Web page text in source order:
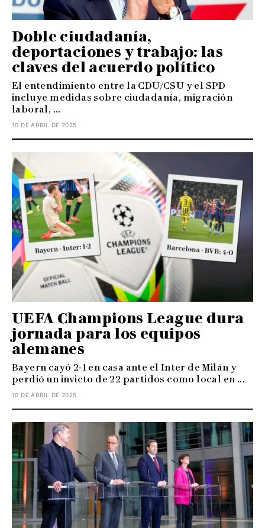
Doble ciudadanía,
deportaciones y trabajo: las
claves del acuerdo político
El entendimiento entre la CDU/CSU y el SPD
incluye medidas sobre ciudadanía, migración
laboral, ...
10 DE ABRIL DE 2025
UEFA Champions League dura
jornada para los equipos
alemanes
Bayern cayó 2-1 en casa ante el Inter de Milán y
perdió un invicto de 22 partidos como local en ...
10 DE ABRIL DE 2025